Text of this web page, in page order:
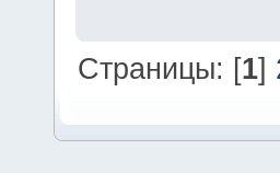
Страницы: [1]